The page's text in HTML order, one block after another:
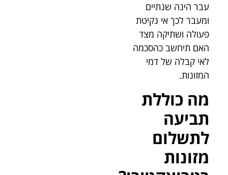
עבר הינה שנתיים
ומעבר לכך אי נקיטת
פעולה ושתיקה מצד
האם תיחשב כהסכמה
לאי קבלה של דמי
המזונות.
מה כוללת
תביעה
לתשלום
מזונות